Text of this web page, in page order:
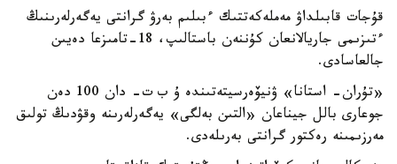
قۇجات قابىلداۋ مەملەكەتتىك ءبىلىم بەرۋ گرانتى يەگەرلەرىنىڭ
ءتىزىمى جاريالانعان كۇننەن باستالىپ، 18-تامىزعا دەيىن
جالعاسادى.
«تۇران- استانا» ۋنيۆەرسيتەتىندە ۇ ب ت- دان 100 دەن
جوعارى بالل جيناعان «التىن بەلگى» يەگەرلەرىنە وقۋدىڭ تولىق
مەرزىمىنە رەكتور گرانتى بەرىلەدى.